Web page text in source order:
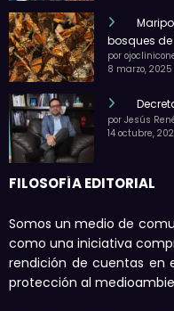
bosques
por
8 marzo, 2025
por Jesús
14 octubre,
FILOSOFÍA EDITORIAL
Somos un medio de
como una iniciativa
rendición de cuentas en
protección al